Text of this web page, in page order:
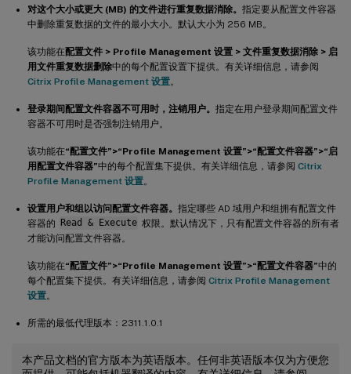
对这个大小或更大 (MB) 的文件进行重复数据消除。 指定要从配置文件容器
中删除重复数据的文件的最小大小。默认大小为 256 MB。
该功能在配置文件 > Profile Management 设置 > 文件重复数据消除 > 启
用文件重复数据删除中的每个配置设置下提供。有关详细信息，请参阅
Citrix Profile Management 设置。
登录期间配置文件容器不可用时，注销用户。 指定在用户登录期间配置文件
容器不可用时是否强制注销用户。
该功能在“配置文件”>“Profile Management 设置”>“配置文件容器”>“启
用配置文件容器”中的每个配置集下提供。有关详细信息，请参阅 Citrix
Profile Management 设置。
设置用户和组以访问配置文件容器。 指定哪些 AD 域用户和组拥有配置文件
容器的
Read & Execute 权限。默认情况下，只有配置文件容器的所有者
才能访问配置文件容器。
该功能在“配置文件”>“Profile Management 设置”>“配置文件容器”中的
每个配置集下提供。有关详细信息，请参阅 Citrix Profile Management
设置。
所需的最低代理版本：2311.1.0.1
本产品文档的官方版本为英语版本。任何非英语版本仅为方便您